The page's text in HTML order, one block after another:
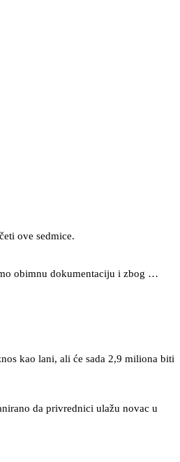
ove sedmice.
obimnu dokumentaciju i zbog …
kao lani, ali će sada 2,9 miliona biti
da privrednici ulažu novac u